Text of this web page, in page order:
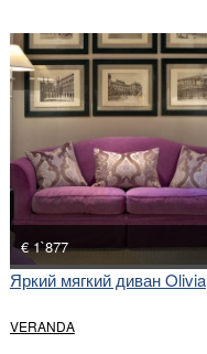
€ 1`877
Яркий мягкий диван Olivia
VERANDA